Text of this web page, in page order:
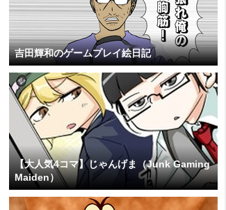
吉田輝和のゲームプレイ絵日記
【大人気4コマ】じゃんげま（Junk Gaming
Maiden）